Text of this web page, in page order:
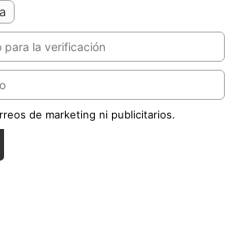
de marketing ni publicitarios.